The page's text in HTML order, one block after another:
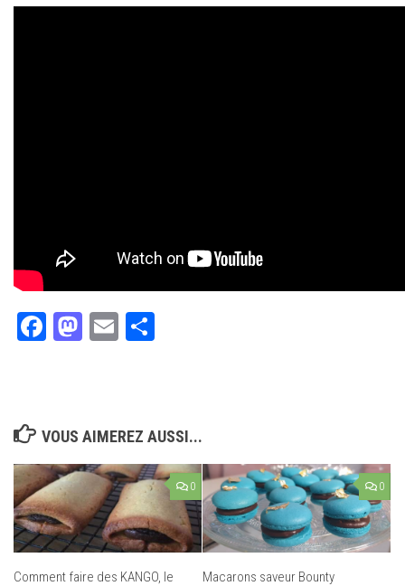
Facebook
Mastodon
Email
VOUS AIMEREZ AUSSI...
0
Comment faire des KANGO, le
0
Macarons saveur Bounty